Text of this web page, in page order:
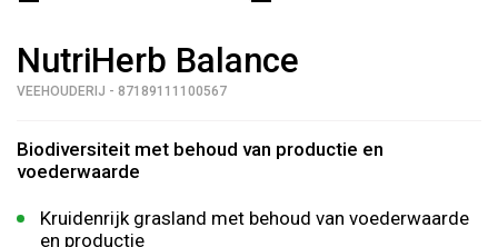
NutriHerb Balance
VEEHOUDERIJ - 87189111100567
Biodiversiteit met behoud van productie en
voederwaarde
Kruidenrijk grasland met behoud van voederwaarde
en productie